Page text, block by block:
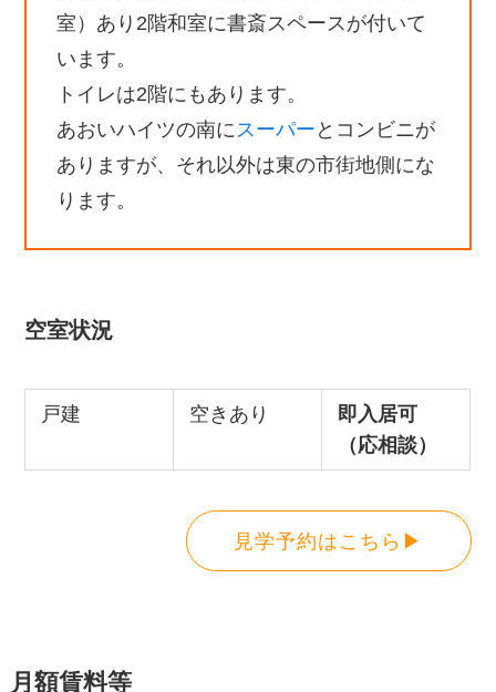
室）あり2階和室に書斎スペースが付いて
います。
トイレは2階にもあります。
あおいハイツの南に スーパー とコンビニが
ありますが、それ以外は東の市街地側にな
ります。
空室状況
戸建 空きあり
即入居可
（応相談）
見学予約はこちら▶
月額賃料等